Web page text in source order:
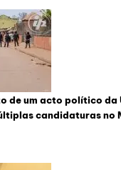
de um acto político da
candidaturas no